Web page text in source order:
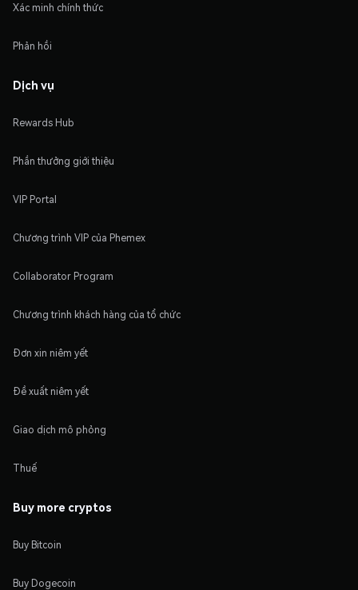
Xác minh chính thức
Phản hồi
Dịch vụ
Rewards Hub
Phần thưởng giới thiệu
VIP Portal
Chương trình VIP của Phemex
Collaborator Program
Chương trình khách hàng của tổ chức
Đơn xin niêm yết
Đề xuất niêm yết
Giao dịch mô phỏng
Thuế
Buy more cryptos
Buy Bitcoin
Buy Dogecoin